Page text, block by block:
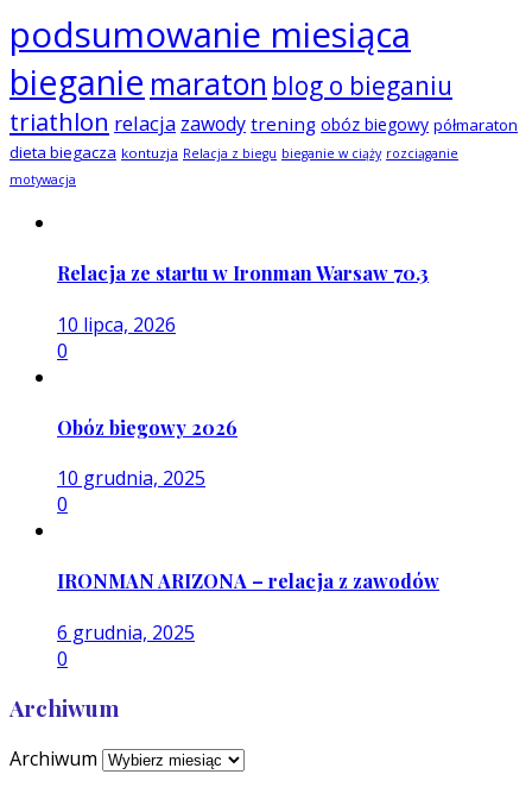
podsumowanie miesiąca
bieganie maraton blog o bieganiu
triathlon relacja zawody trening obóz biegowy półmaraton
dieta biegacza kontuzja Relacja z biegu bieganie w ciąży rozciąganie
motywacja
Relacja ze startu w Ironman Warsaw 70.3
10 lipca, 2026
0
Obóz biegowy 2026
10 grudnia, 2025
0
IRONMAN ARIZONA – relacja z zawodów
6 grudnia, 2025
0
Archiwum
Archiwum